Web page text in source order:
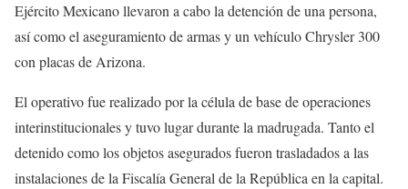
Ejército Mexicano llevaron a cabo la detención de una persona,
así como el aseguramiento de armas y un vehículo Chrysler 300
con placas de Arizona.
El operativo fue realizado por la célula de base de operaciones
interinstitucionales y tuvo lugar durante la madrugada. Tanto el
detenido como los objetos asegurados fueron trasladados a las
instalaciones de la Fiscalía General de la República en la capital.